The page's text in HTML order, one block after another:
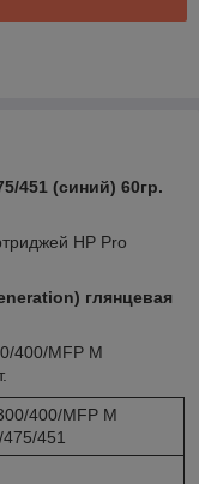
451 (синий) 60гр.
HP Pro
глянцевая
400/MFP M
400/MFP M
451